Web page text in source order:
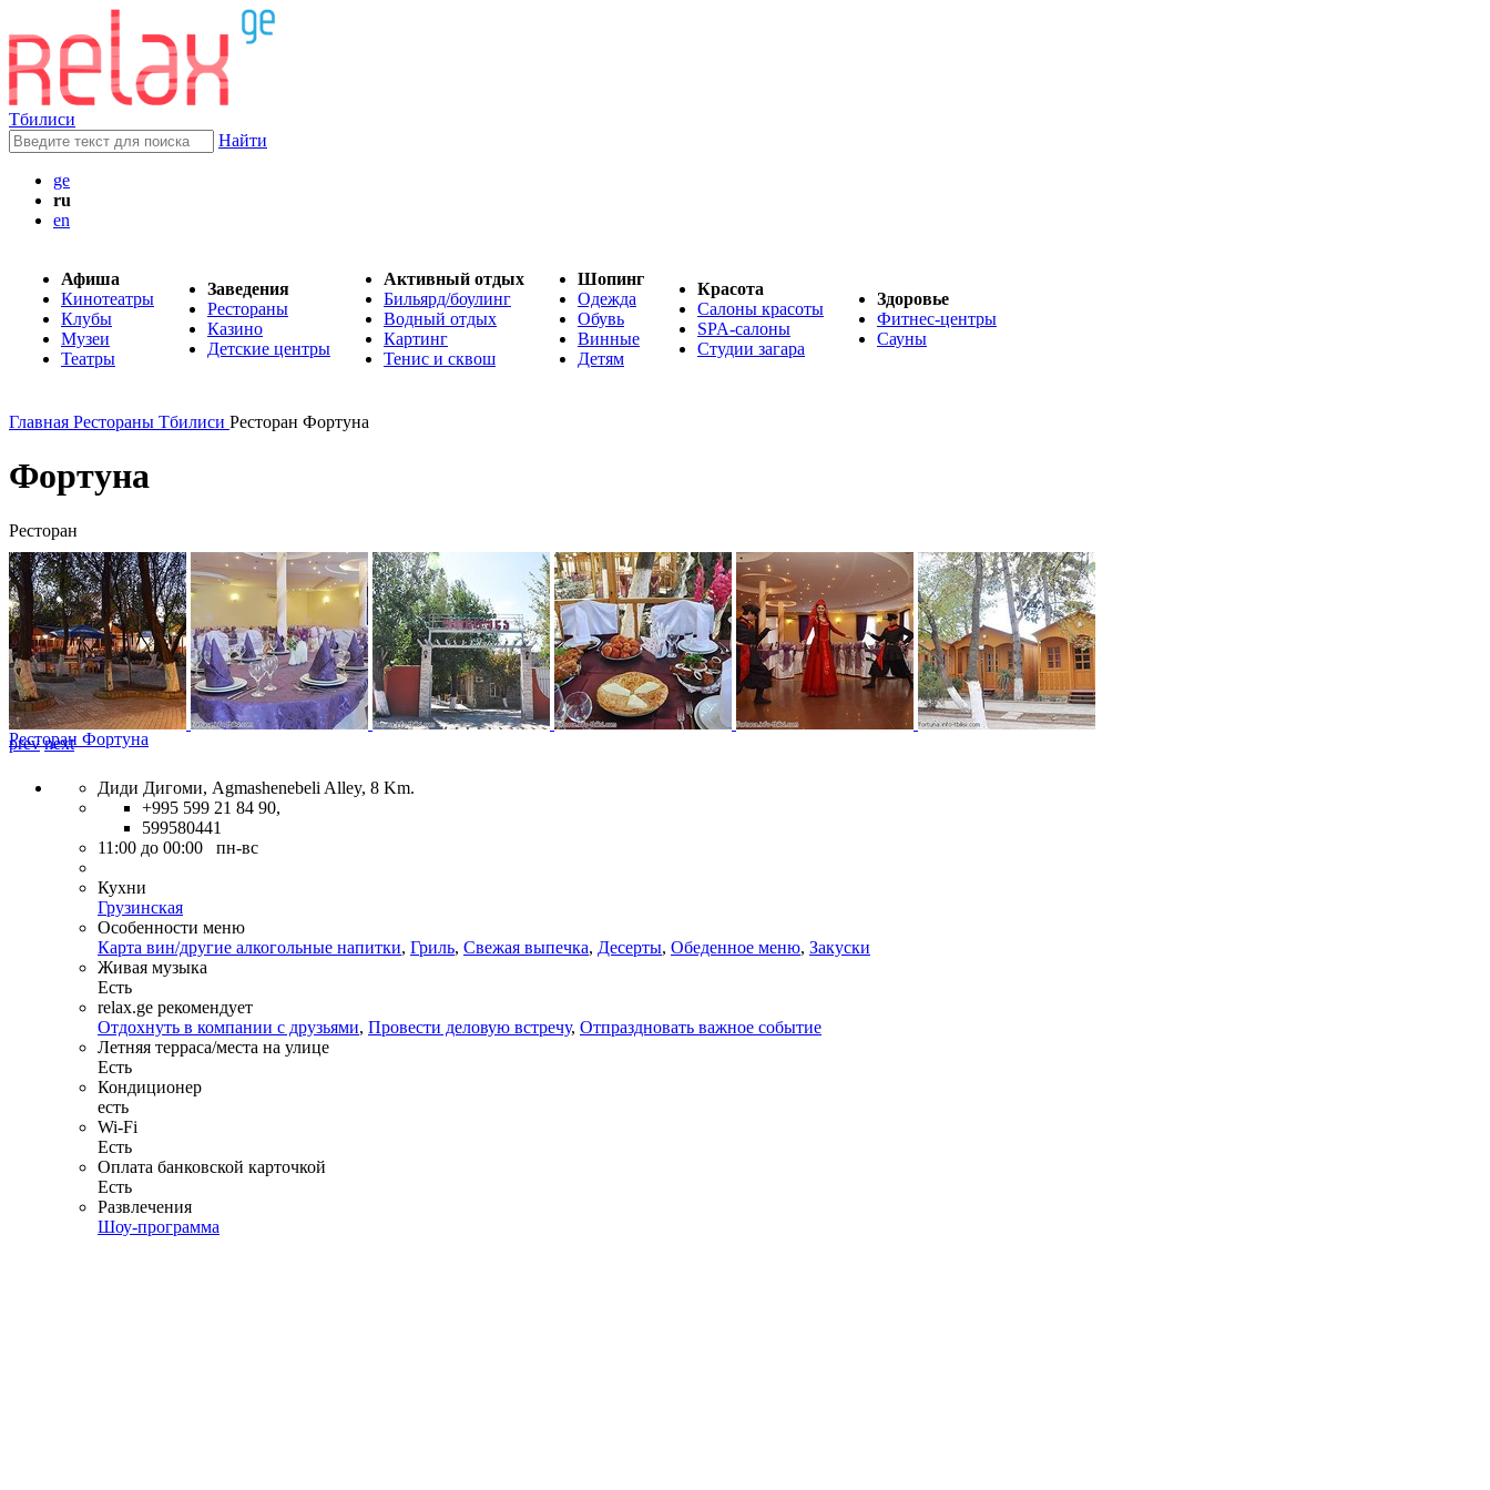
Тбилиси
Найти
ge
ru
en
Афиша
Кинотеатры
Клубы
Музеи
Театры
Заведения
Рестораны
Казино
Детские центры
Активный отдых
Бильярд/боулинг
Водный отдых
Картинг
Тенис и сквош
Шопинг
Одежда
Обувь
Винные
Детям
Красота
Салоны красоты
SPA-салоны
Студии загара
Здоровье
Фитнес-центры
Сауны
Главная Рестораны Тбилиси Ресторан Фортуна
Фортуна
Ресторан
prev next
Ресторан Фортуна
Диди Дигоми, Agmashenebeli Alley, 8 Km.
+995 599 21 84 90,
599580441
11:00 до 00:00 пн-вс
Кухни
Грузинская
Особенности меню
Карта вин/другие алкогольные напитки, Гриль, Свежая выпечка, Десерты, Обеденное меню, Закуски
Живая музыка
Есть
relax.ge рекомендует
Отдохнуть в компании с друзьями, Провести деловую встречу, Отпраздновать важное событие
Летняя терраса/места на улице
Есть
Кондиционер
есть
Wi-Fi
Есть
Оплата банковской карточкой
Есть
Развлечения
Шоу-программа